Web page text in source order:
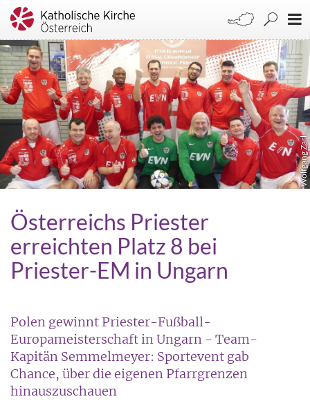
Wolfgang Zarl
Österreichs Priester
erreichten Platz 8 bei
Priester-EM in Ungarn
Polen gewinnt Priester-Fußball-
Europameisterschaft in Ungarn - Team-
Kapitän Semmelmeyer: Sportevent gab
Chance, über die eigenen Pfarrgrenzen
hinauszuschauen